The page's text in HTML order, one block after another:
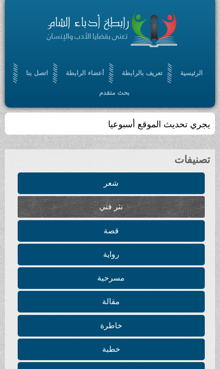
الرئيسية تعريف بالرابطة أعضاء الرابطة اتصل بنا
بحث متقدم
يجري تحديث الموقع أسبوعيا
تصنيفات
شعر
نثر فني
قصة
رواية
مسرحية
مقالة
خاطرة
خطبة